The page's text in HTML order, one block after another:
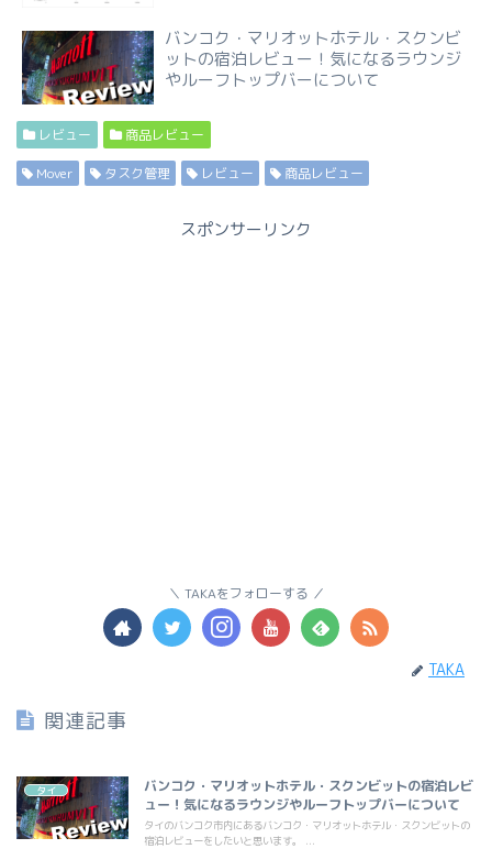
バンコク・マリオットホテル・スクンビ
ットの宿泊レビュー！気になるラウンジ
やルーフトップバーについて
レビュー 商品レビュー
Mover タスク管理 レビュー 商品レビュー
スポンサーリンク
TAKAをフォローする
TAKA
関連記事
タイ
バンコク・マリオットホテル・スクンビットの宿泊レビ
ュー！気になるラウンジやルーフトップバーについて
タイのバンコク市内にあるバンコク・マリオットホテル・スクンビットの
宿泊レビューをしたいと思います。 ...